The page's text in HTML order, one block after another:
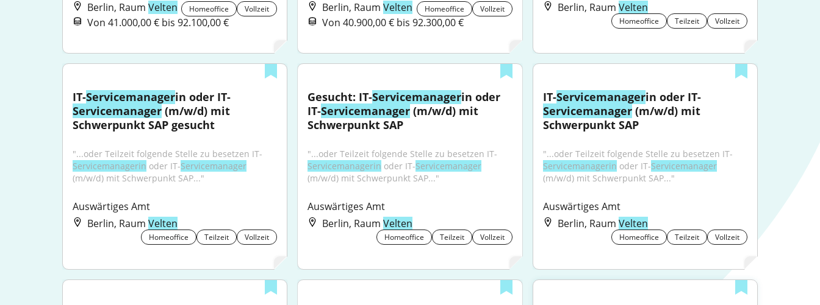
Berlin, Raum Velten Homeoffice Vollzeit
Von 41.000,00 € bis 92.100,00 €
Berlin, RaumVelten Homeoffice Vollzeit
Von 40.900,00 € bis 92.300,00 €
Berlin, Raum Velten
Homeoffice Teilzeit Vollzeit
IT-Servicemanagerin oder IT-
Servicemanager (m/w/d) mit
Schwerpunkt SAP gesucht
"...oder Teilzeit folgende Stelle zu besetzen IT-
Servicemanagerin oder IT-Servicemanager
(m/w/d) mit Schwerpunkt SAP..."
Auswärtiges Amt
Berlin, Raum Velten
Homeoffice Teilzeit Vollzeit
Gesucht: IT-Servicemanagerin oder
IT-Servicemanager (m/w/d) mit
Schwerpunkt SAP
"...oder Teilzeit folgende Stelle zu besetzen IT-
Servicemanagerin oder IT-Servicemanager
(m/w/d) mit Schwerpunkt SAP..."
Auswärtiges Amt
Berlin, RaumVelten
Homeoffice Teilzeit Vollzeit
IT-Servicemanagerin oder IT-
Servicemanager (m/w/d) mit
Schwerpunkt SAP
"...oder Teilzeit folgende Stelle zu besetzen IT-
Servicemanagerin oder IT-Servicemanager
(m/w/d) mit Schwerpunkt SAP..."
Auswärtiges Amt
Berlin, Raum Velten
Homeoffice Teilzeit Vollzeit